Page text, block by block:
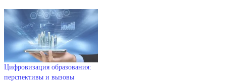
Цифровизация образования:
перспективы и вызовы